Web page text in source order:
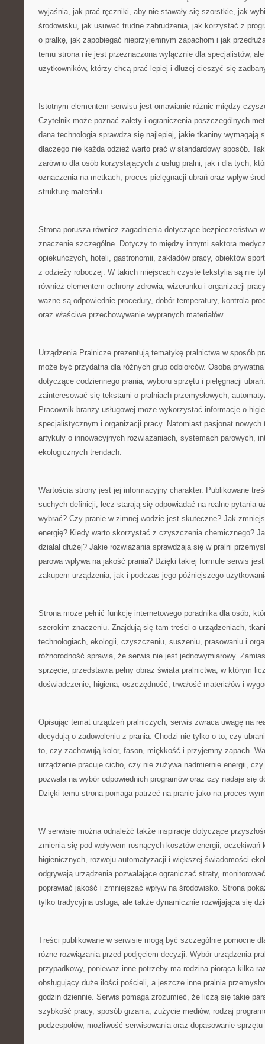
wyjaśnia, jak prać ręczniki, aby nie stawały się szorstkie, jak
środowisku, jak usuwać trudne zabrudzenia, jak korzystać z
o pralkę, jak zapobiegać nieprzyjemnym zapachom i jak
temu strona nie jest przeznaczona wyłącznie dla specjalistów,
użytkowników, którzy chcą prać lepiej i dłużej cieszyć się
Istotnym elementem serwisu jest omawianie różnic między
Czytelnik może poznać zalety i ograniczenia poszczególnych
dana technologia sprawdza się najlepiej, jakie tkaniny wymagają
dlaczego nie każdą odzież warto prać w standardowy sposób.
zarówno dla osób korzystających z usług pralni, jak i dla tych,
oznaczenia na metkach, proces pielęgnacji ubrań oraz wpływ
strukturę materiału.
Strona porusza również zagadnienia dotyczące bezpieczeństwa
znaczenie szczególne. Dotyczy to między innymi sektora
opiekuńczych, hoteli, gastronomii, zakładów pracy, obiektów
z odzieży roboczej. W takich miejscach czyste tekstylia są nie
również elementem ochrony zdrowia, wizerunku i organizacji
ważne są odpowiednie procedury, dobór temperatury, kontrola
oraz właściwe przechowywanie wypranych materiałów.
Urządzenia Pralnicze prezentują tematykę pralnictwa w sposób
może być przydatna dla różnych grup odbiorców. Osoba
dotyczące codziennego prania, wyboru sprzętu i pielęgnacji
zainteresować się tekstami o pralniach przemysłowych,
Pracownik branży usługowej może wykorzystać informacje o
specjalistycznym i organizacji pracy. Natomiast pasjonat nowych
artykuły o innowacyjnych rozwiązaniach, systemach parowych,
ekologicznych trendach.
Wartością strony jest jej informacyjny charakter. Publikowane
suchych definicji, lecz starają się odpowiadać na realne pytania
wybrać? Czy pranie w zimnej wodzie jest skuteczne? Jak
energię? Kiedy warto skorzystać z czyszczenia chemicznego?
działał dłużej? Jakie rozwiązania sprawdzają się w pralni
parowa wpływa na jakość prania? Dzięki takiej formule serwis
zakupem urządzenia, jak i podczas jego późniejszego
Strona może pełnić funkcję internetowego poradnika dla osób,
szerokim znaczeniu. Znajdują się tam treści o urządzeniach,
technologiach, ekologii, czyszczeniu, suszeniu, prasowaniu i
różnorodność sprawia, że serwis nie jest jednowymiarowy.
sprzęcie, przedstawia pełny obraz świata pralnictwa, w którym
doświadczenie, higiena, oszczędność, trwałość materiałów i
Opisując temat urządzeń pralniczych, serwis zwraca uwagę na
decydują o zadowoleniu z prania. Chodzi nie tylko o to, czy
to, czy zachowują kolor, fason, miękkość i przyjemny zapach.
urządzenie pracuje cicho, czy nie zużywa nadmiernie energii, czy
pozwala na wybór odpowiednich programów oraz czy nadaje się
Dzięki temu strona pomaga patrzeć na pranie jako na proces
W serwisie można odnaleźć także inspiracje dotyczące
zmienia się pod wpływem rosnących kosztów energii, oczekiwań
higienicznych, rozwoju automatyzacji i większej świadomości
odgrywają urządzenia pozwalające ograniczać straty,
poprawiać jakość i zmniejszać wpływ na środowisko. Strona
tylko tradycyjna usługa, ale także dynamicznie rozwijająca się
Treści publikowane w serwisie mogą być szczególnie pomocne
różne rozwiązania przed podjęciem decyzji. Wybór urządzenia
przypadkowy, ponieważ inne potrzeby ma rodzina piorąca kilka
obsługujący duże ilości pościeli, a jeszcze inne pralnia
godzin dziennie. Serwis pomaga zrozumieć, że liczą się takie
szybkość pracy, sposób grzania, zużycie mediów, rodzaj
podzespołów, możliwość serwisowania oraz dopasowanie